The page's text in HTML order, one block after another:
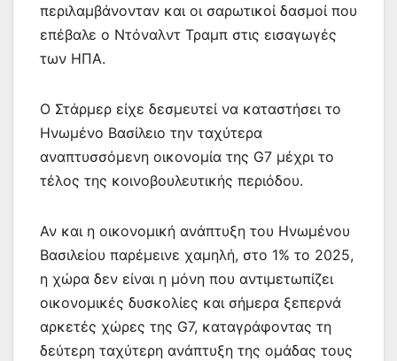
περιλαμβάνονταν και οι σαρωτικοί δασμοί που
επέβαλε ο Ντόναλντ Τραμπ στις εισαγωγές
των ΗΠΑ.
Ο Στάρμερ είχε δεσμευτεί να καταστήσει το
Ηνωμένο Βασίλειο την ταχύτερα
αναπτυσσόμενη οικονομία της G7 μέχρι το
τέλος της κοινοβουλευτικής περιόδου.
Αν και η οικονομική ανάπτυξη του Ηνωμένου
Βασιλείου παρέμεινε χαμηλή, στο 1% το 2025,
η χώρα δεν είναι η μόνη που αντιμετωπίζει
οικονομικές δυσκολίες και σήμερα ξεπερνά
αρκετές χώρες της G7, καταγράφοντας τη
δεύτερη ταχύτερη ανάπτυξη της ομάδας τους